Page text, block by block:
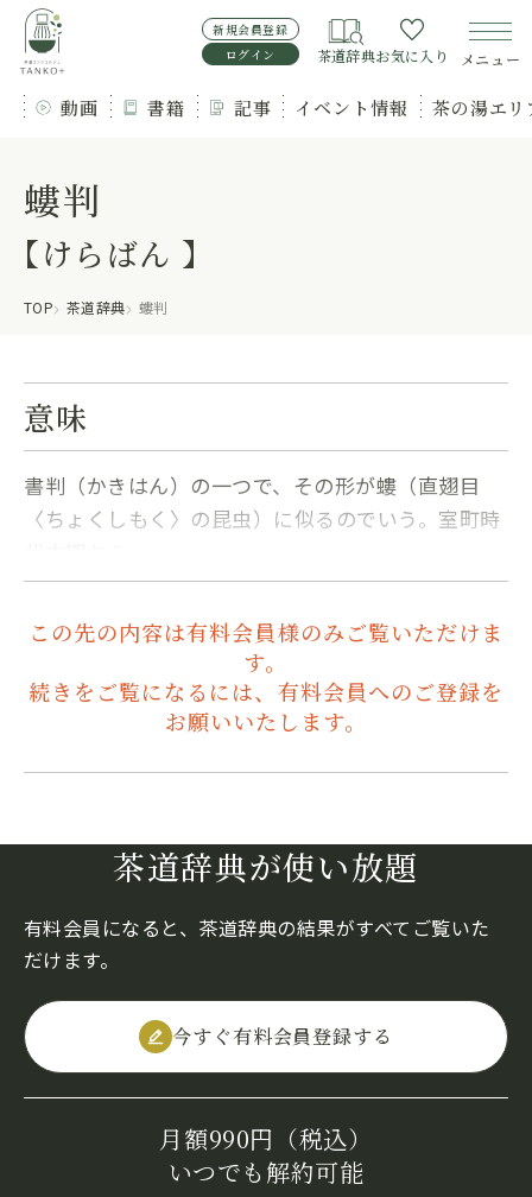
新規会員登録
ログイン
茶道辞典お気に入り メニュー
動画 書籍 記事 イベント情報 茶の湯エ
螻判
【けらばん 】
TOP 茶道辞典 螻判
意味
書判（かきはん）の一つで、その形が螻（直翅目
〈ちょくしもく〉の昆虫）に似るのでいう。室町時
この先の内容は有料会員様のみご覧いただけま
す。
続きをご覧になるには、有料会員へのご登録を
お願いいたします。
茶道辞典が使い放題
有料会員になると、茶道辞典の結果がすべてご覧いた
だけます。
今すぐ有料会員登録する
月額990円（税込）
いつでも解約可能